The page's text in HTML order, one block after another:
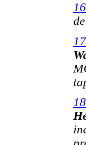
16
17
18